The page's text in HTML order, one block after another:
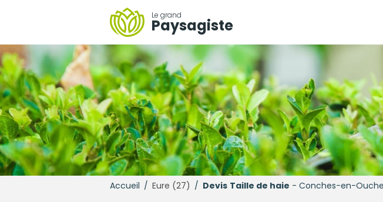
Le grand
Paysagiste
Accueil / Eure (27) / Devis Taille de haie - Conches-en-